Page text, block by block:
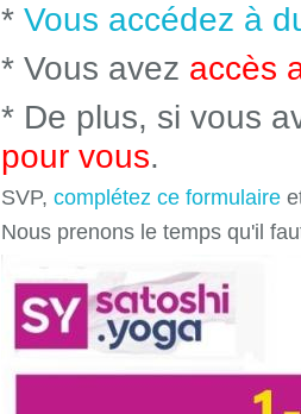
* Vous accédez à
* Vous avez accès
* De plus, si vous
pour vous.
SVP, complétez ce formulaire
Nous prenons le temps qu'il